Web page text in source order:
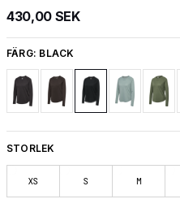
430,00 SEK
FÄRG: BLACK
STORLEK
XS S M